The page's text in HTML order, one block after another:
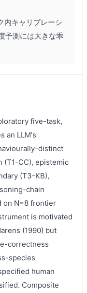
内キャリブレーシ
予測には大きな乖
five-task,
an LLM's
distinct
(T1-CC), epistemic
(T3-KB),
chain
on N=8 frontier
is motivated
(1990) but
correctness
species
human
Composite